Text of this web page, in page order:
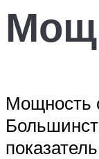
Мощность